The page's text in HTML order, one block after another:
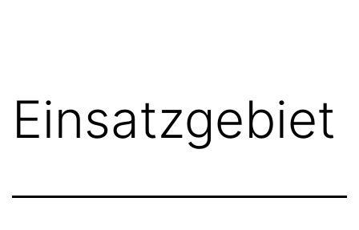
Einsatzgebiet